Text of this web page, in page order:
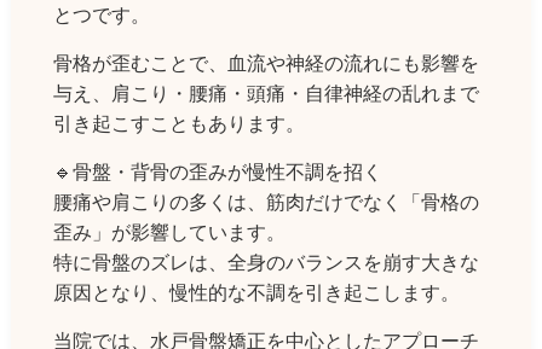
とつです。
骨格が歪むことで、血流や神経の流れにも影響を
与え、肩こり・腰痛・頭痛・自律神経の乱れまで
引き起こすこともあります。
🔹骨盤・背骨の歪みが慢性不調を招く
腰痛や肩こりの多くは、筋肉だけでなく「骨格の
歪み」が影響しています。
特に骨盤のズレは、全身のバランスを崩す大きな
原因となり、慢性的な不調を引き起こします。
当院では、水戸骨盤矯正を中心としたアプローチ